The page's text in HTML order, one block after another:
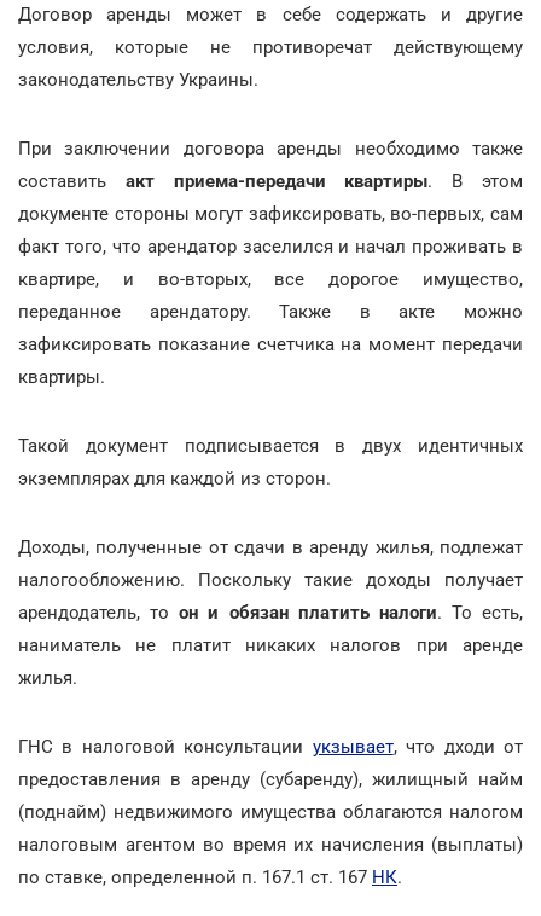
Договор аренды может в себе содержать и другие
условия, которые не противоречат действующему
законодательству Украины.
При заключении договора аренды необходимо также
составить акт приема-передачи квартиры. В этом
документе стороны могут зафиксировать, во-первых, сам
факт того, что арендатор заселился и начал проживать в
квартире, и во-вторых, все дорогое имущество,
переданное арендатору. Также в акте можно
зафиксировать показание счетчика на момент передачи
квартиры.
Такой документ подписывается в двух идентичных
экземплярах для каждой из сторон.
Доходы, полученные от сдачи в аренду жилья, подлежат
налогообложению. Поскольку такие доходы получает
арендодатель, тоон и обязан платить налоги. То есть,
наниматель не платит никаких налогов при аренде
жилья.
ГНС в налоговой консультации укзывает, что дходи от
предоставления в аренду (субаренду), жилищный найм
(поднайм) недвижимого имущества облагаются налогом
налоговым агентом во время их начисления (выплаты)
по ставке, определенной п. 167.1 ст. 167 НК.